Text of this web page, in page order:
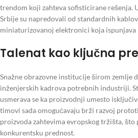
trendom koji zahteva sofisticirane rešenja.
Srbije su napredovali od standardnih
miniaturizovanoj elektronici koja ispunjava
Talenat kao ključna
Snažne obrazovne institucije širom zemlje
inženjerskih kadrova potrebnih industriji.
usmerava se ka proizvodnji umesto
timovi sada omogućavaju brži razvoj
proizvoda zahtevima evropskog tržišta, što
konkurentsku prednost.